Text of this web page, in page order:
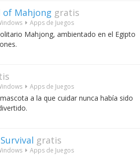
of Mahjong gratis
Apps de Juegos
Mahjong, ambientado en el Egipto
Apps de Juegos
a la que cuidar nunca había sido
gratis
Apps de Juegos